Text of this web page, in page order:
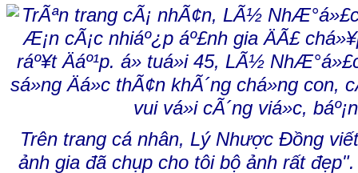
Trên trang cá nhân, Lý Nhược Đồng
ảnh gia đã chụp cho tôi bộ ảnh rất